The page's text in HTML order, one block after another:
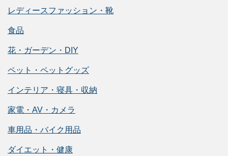
レディースファッション・靴
食品
花・ガーデン・DIY
ペット・ペットグッズ
インテリア・寝具・収納
家電・AV・カメラ
車用品・バイク用品
ダイエット・健康